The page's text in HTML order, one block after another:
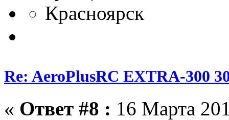
Красноярск
Re: AeroPlusRC EXTRA-300
« Ответ #8 : 16 Марта